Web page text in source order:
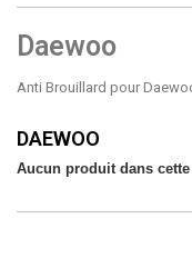
Daewoo
Anti Brouillard pour
DAEWOO
Aucun produit dans